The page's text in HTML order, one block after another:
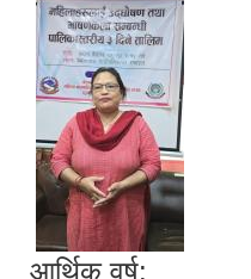
आर्थिक वर्ष: